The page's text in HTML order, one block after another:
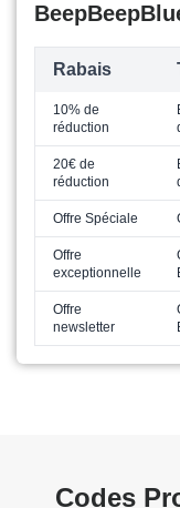
Rabais
10% de
réduction
20€ de
réduction
Offre Spéciale
Offre
exceptionnelle
Offre
newsletter
Codes